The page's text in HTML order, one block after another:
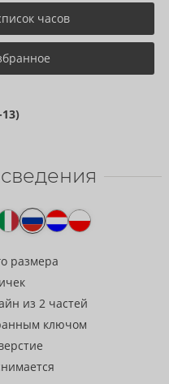
часов
размера
из 2 частей
ключом